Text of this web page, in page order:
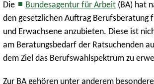
Die Bundesagentur für Arbeit (BA) hat
den gesetzlichen Auftrag Berufsberatung
und Erwachsene anzubieten. Diese ist
am Beratungsbedarf der Ratsuchenden
dem Ziel das Berufswahlspektrum zu
Zur BA gehören unter anderem